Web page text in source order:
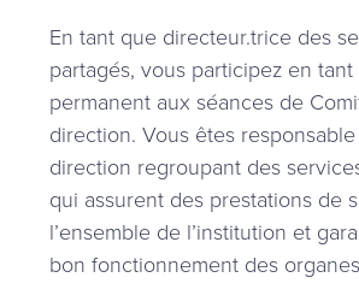
En tant que directeur.trice des
partagés, vous participez en tant
permanent aux séances de
direction. Vous êtes responsable
direction regroupant des
qui assurent des prestations de
l’ensemble de l’institution et
bon fonctionnement des